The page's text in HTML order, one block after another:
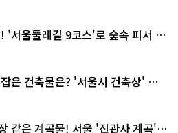
'서울둘레길 9코스'로 숲속 피서 떠
은 건축물은? '서울시 건축상' 수
같은 계곡물! 서울 '진관사 계곡'이